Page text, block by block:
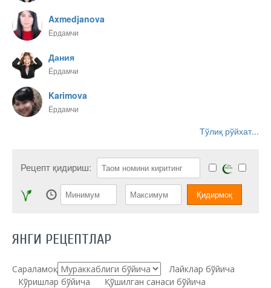
Axmedjanova
Ёрдамчи
Дания
Ёрдамчи
Karimova
Ёрдамчи
Тўлиқ рўйхат...
Рецепт қидириш:
ЯНГИ РЕЦЕПТЛАР
Сараламоқ:
Лайклар бўйича
Кўришлар бўйича
Қўшилган санаси бўйича